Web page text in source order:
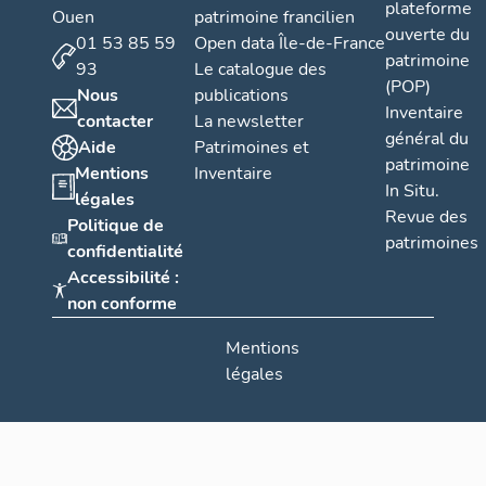
Ouen
01 53 85 59
93
Nous
contacter
Aide
Mentions
légales
Politique de
confidentialité
Accessibilité :
non conforme
patrimoine francilien
Open data Île-de-France
Le catalogue des
publications
La newsletter
Patrimoines et
Inventaire
plateforme
ouverte du
patrimoine
(POP)
Inventaire
général du
patrimoine
In Situ.
Revue des
patrimoines
Mentions
légales